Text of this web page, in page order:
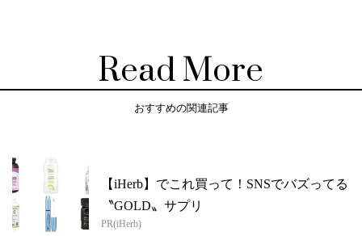
Read More
おすすめの関連記事
【iHerb】でこれ買って！SNSでバズってる
〝GOLD〟サプリ
PR(iHerb)